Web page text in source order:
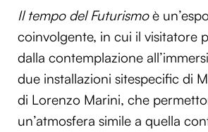
Il tempo del Futurismoè
coinvolgente, in cui il visitatore
dalla contemplazione
due installazioni sitespecific di
di Lorenzo Marini, che
un’atmosfera simile a quella